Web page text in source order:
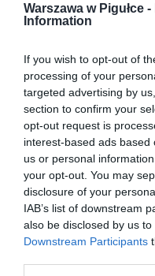
Warszawa w Pigułce -
Information
If you wish to opt-out of
processing of your
targeted advertising by
section to confirm your
opt-out request is
interest-based ads
us or personal
your opt-out. You may
disclosure of your
IAB’s list of downstream
also be disclosed by us
Downstream Participants